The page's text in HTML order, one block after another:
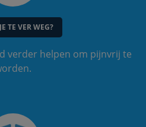
TE VER WEG?
verder helpen om pijnvrij te